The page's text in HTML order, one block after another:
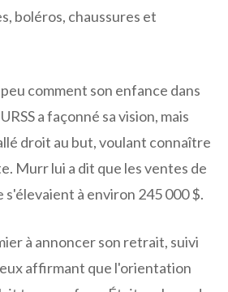
boléros, chaussures et
comment son enfance dans
a façonné sa vision, mais
droit au but, voulant connaître
Murr lui a dit que les ventes de
à environ 245 000 $.
à annoncer son retrait, suivi
affirmant que l'orientation